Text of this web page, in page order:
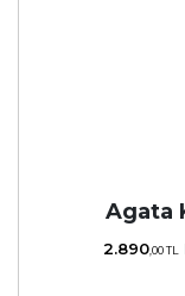
Agata
2.890,00 TL